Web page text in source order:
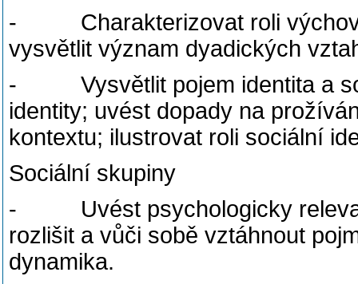
- Charakterizovat roli výchovy
vysvětlit význam dyadických
- Vysvětlit pojem identita a
identity; uvést dopady na
kontextu; ilustrovat roli sociální
Sociální skupiny
- Uvést psychologicky
rozlišit a vůči sobě vztáhnout
dynamika.